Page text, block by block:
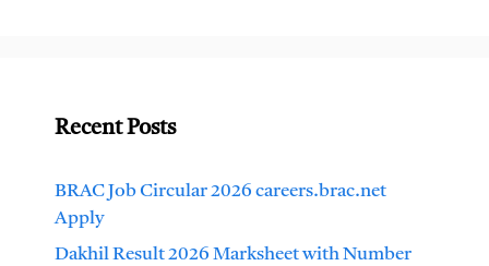
Recent Posts
BRAC Job Circular 2026 careers.brac.net
Apply
Dakhil Result 2026 Marksheet with Number